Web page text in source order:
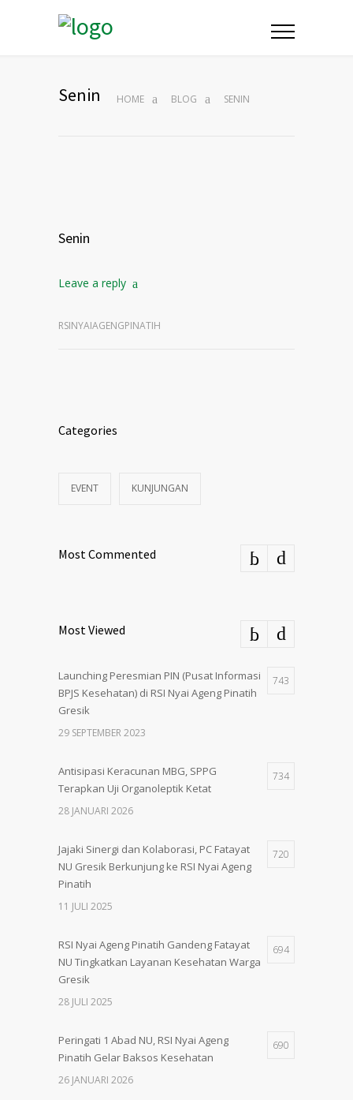
Senin HOME BLOG SENIN
Senin
Leave a reply
RSINYAIAGENGPINATIH
Categories
EVENT KUNJUNGAN
Most Commented
Most Viewed
Launching Peresmian PIN (Pusat Informasi
BPJS Kesehatan) di RSI Nyai Ageng Pinatih
Gresik
743
29 SEPTEMBER 2023
Antisipasi Keracunan MBG, SPPG
Terapkan Uji Organoleptik Ketat
734
28 JANUARI 2026
Jajaki Sinergi dan Kolaborasi, PC Fatayat
NU Gresik Berkunjung ke RSI Nyai Ageng
Pinatih
720
11 JULI 2025
RSI Nyai Ageng Pinatih Gandeng Fatayat
NU Tingkatkan Layanan Kesehatan Warga
Gresik
694
28 JULI 2025
Peringati 1 Abad NU, RSI Nyai Ageng
Pinatih Gelar Baksos Kesehatan
690
26 JANUARI 2026